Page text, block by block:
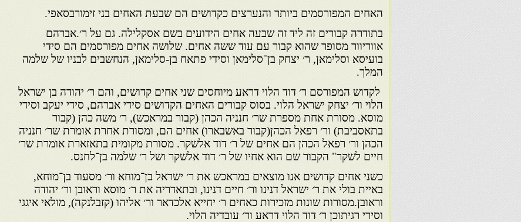
האחים המפורסמים ביותר והנערצים כקדושים הם שבעת האחים בני זימורבסאפי.
בתודרה קבורים זה ליד זה שבעה אחים הידועים בשם אסקלילה. גם על ר׳.אברהם
אווריוור מסופר שהוא קבור עם עוד ששה אחים. שלושה אחים מפורסמים הם סידי
בועיסא וסלימאן, ר׳ יצחק בן־סלימאן וסידי פתאח בן-סלימאן, הנחשבים לבניו של שלמה
המלך.
לקדוש המפורסם ר׳ דוד הלוי דראע מיוחסים שני אחים קדושים, והם ר׳ יהודה בן ישראל
הלוי ור׳ יצחק ישראל הלוי. בסוס קבורים האחים הקדושים סידי אברהם, סידי יעקב וסידי
מוסא. מסורת אחת מספרת שר׳ חנניה הכהן (קבור במראכש), ר׳ משה כהן (קבור
בתאסביבת) ור׳ רפאל הכהן(קבור באשבארו) אחים הם, ומסורת אחרת אומרת שר׳ חנניה
הכהן ור׳ רפאל הכהן הם אחים של ר׳ דוד אלשקר. מסורת מקומית בתאזארת אומרת שר׳
חיים לשקר" הקבור שם הוא אחיו של ר׳ דוד אלשקר ושל ר׳ שלמה בן־לחנס.
כשני אחים קדושים אנו מוצאים במראכש את ר׳ ישראל בן־מוחא ור׳ מסעוד בן־מוחא,
באיית בולי את ר׳ ישראל דנינו ור׳ חיים דנינו, ובתאדריה את ר׳ מוסא וראובן ור׳ יהודה
וראובן.מסורות שונות מזכירות כאחים ר׳ יחייא אלכדאר ור׳ אליהו (קזבלנקה), מולאי איגגי
וסירי רגיתוכן ר׳ דוד הלוי דראע ור׳ עובדיה הלוי.